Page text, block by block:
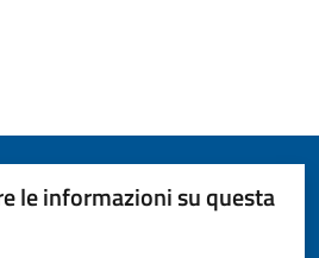
le informazioni su questa